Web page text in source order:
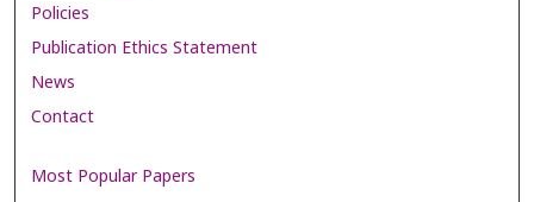
Policies
Publication Ethics Statement
News
Contact
Most Popular Papers